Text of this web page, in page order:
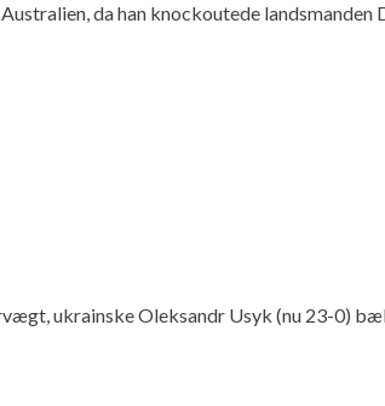
da han knockoutede landsmanden
ukrainske Oleksandr Usyk (nu 23-0)